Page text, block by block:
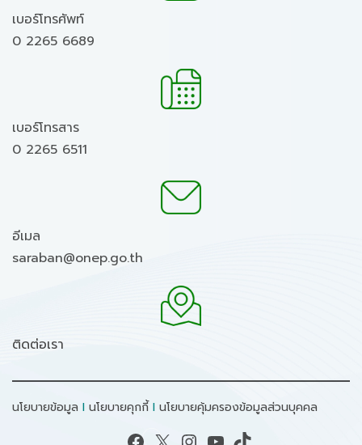
เบอร์โทรศัพท์
0 2265 6689
เบอร์โทรสาร
0 2265 6511
อีเมล
saraban@onep.go.th
ติดต่อเรา
นโยบายข้อมูล I นโยบายคุกกี้I นโยบายคุ้มครองข้อมูลส่วนบุคคล